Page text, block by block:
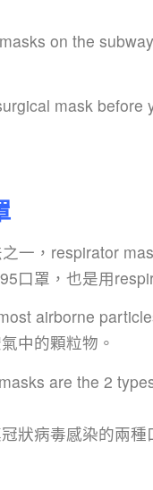
on the
mask before
一，respirator
口罩，也是用
airborne
中的顆粒物。
are the 2
狀病毒感染的兩種